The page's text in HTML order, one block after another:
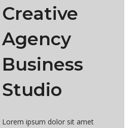
Creative
Agency
Business
Studio
Lorem ipsum dolor sit amet